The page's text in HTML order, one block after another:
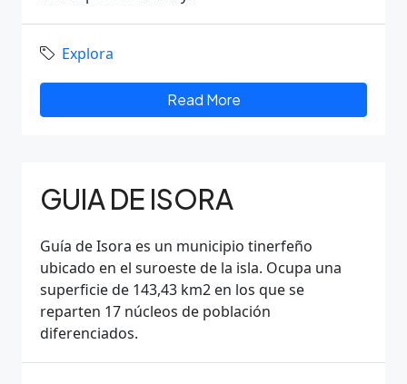
Explora
Read More
GUIA DE ISORA
Guía de Isora es un municipio tinerfeño
ubicado en el suroeste de la isla. Ocupa una
superficie de 143,43 km2 en los que se
reparten 17 núcleos de población
diferenciados.